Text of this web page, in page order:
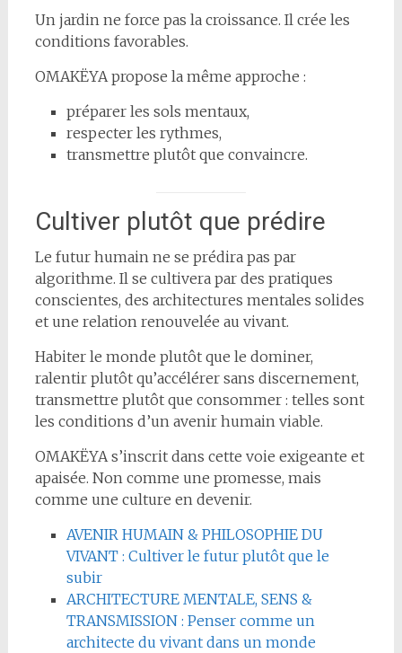
Un jardin ne force pas la croissance. Il crée les
conditions favorables.
OMAKËYA propose la même approche :
préparer les sols mentaux,
respecter les rythmes,
transmettre plutôt que convaincre.
Cultiver plutôt que prédire
Le futur humain ne se prédira pas par
algorithme. Il se cultivera par des pratiques
conscientes, des architectures mentales solides
et une relation renouvelée au vivant.
Habiter le monde plutôt que le dominer,
ralentir plutôt qu’accélérer sans discernement,
transmettre plutôt que consommer : telles sont
les conditions d’un avenir humain viable.
OMAKËYA s’inscrit dans cette voie exigeante et
apaisée. Non comme une promesse, mais
comme une culture en devenir.
AVENIR HUMAIN & PHILOSOPHIE DU
VIVANT : Cultiver le futur plutôt que le
subir
ARCHITECTURE MENTALE, SENS &
TRANSMISSION : Penser comme un
architecte du vivant dans un monde